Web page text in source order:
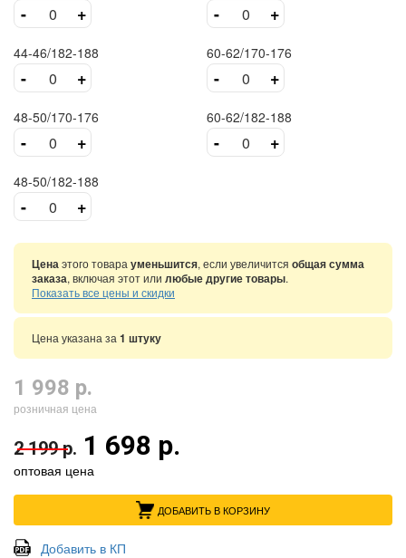
- +
44-46/182-188
- +
48-50/170-176
- +
48-50/182-188
- +
- +
60-62/170-176
- +
60-62/182-188
- +
Ценаэтого товара уменьшится, если увеличится общая сумма
заказа, включая этот или любые другие товары.
Показать все цены и скидки
Цена указана за 1 штуку
1 998 р.
розничная цена
2 199 р. 1 698 р.
оптовая цена
ДОБАВИТЬ В КОРЗИНУ
Добавить в КП